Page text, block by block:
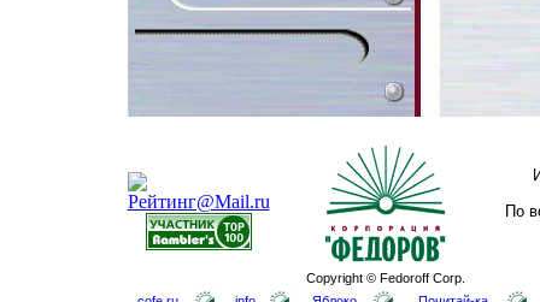
Copyright © Fedoroff Corp.
По